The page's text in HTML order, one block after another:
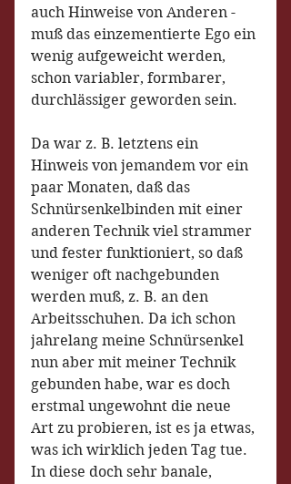
auch Hinweise von Anderen -
muß das einzementierte Ego ein
wenig aufgeweicht werden,
schon variabler, formbarer,
durchlässiger geworden sein.
Da war z. B. letztens ein
Hinweis von jemandem vor ein
paar Monaten, daß das
Schnürsenkelbinden mit einer
anderen Technik viel strammer
und fester funktioniert, so daß
weniger oft nachgebunden
werden muß, z. B. an den
Arbeitsschuhen. Da ich schon
jahrelang meine Schnürsenkel
nun aber mit meiner Technik
gebunden habe, war es doch
erstmal ungewohnt die neue
Art zu probieren, ist es ja etwas,
was ich wirklich jeden Tag tue.
In diese doch sehr banale,